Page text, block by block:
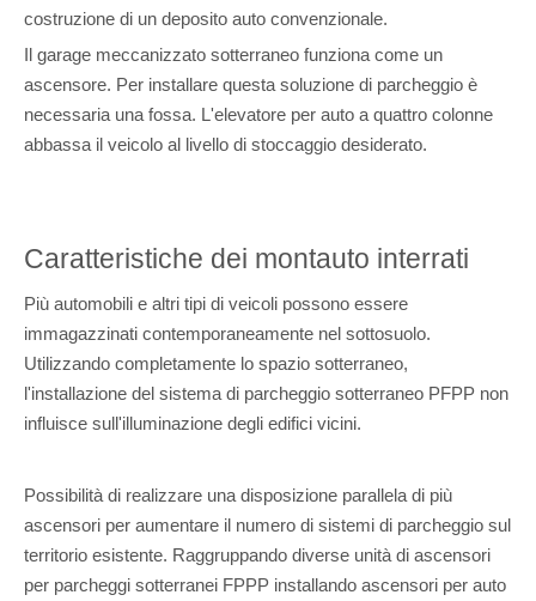
costruzione di un deposito auto convenzionale.
Il garage meccanizzato sotterraneo funziona come un
ascensore. Per installare questa soluzione di parcheggio è
necessaria una fossa. L'elevatore per auto a quattro colonne
abbassa il veicolo al livello di stoccaggio desiderato.
Caratteristiche dei montauto interrati
Più automobili e altri tipi di veicoli possono essere
immagazzinati contemporaneamente nel sottosuolo.
Utilizzando completamente lo spazio sotterraneo,
l'installazione del sistema di parcheggio sotterraneo PFPP non
influisce sull'illuminazione degli edifici vicini.
Possibilità di realizzare una disposizione parallela di più
ascensori per aumentare il numero di sistemi di parcheggio sul
territorio esistente. Raggruppando diverse unità di ascensori
per parcheggi sotterranei FPPP installando ascensori per auto